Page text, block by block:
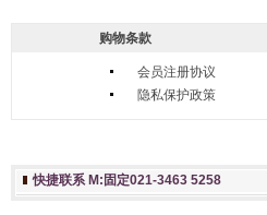
购物条款
会员注册协议
隐私保护政策
快捷联系 M:固定021-3463 5258